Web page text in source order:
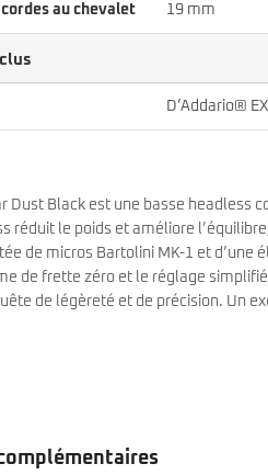
au chevalet 19 mm
D’Addario®
Dust Black est une basse
réduit le poids et améliore
de micros Bartolini MK-1 et
de frette zéro et le réglage
de légèreté et de précision. Un